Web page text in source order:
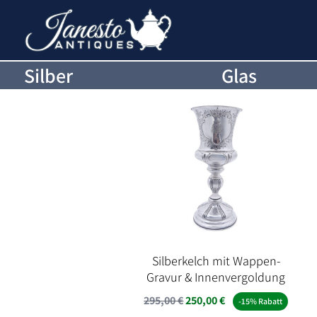
Silber Glas
Silberkelch mit Wappen-
Gravur & Innenvergoldung
295,00€Ursprünglicher
250,00€Aktueller
-15% Rabatt